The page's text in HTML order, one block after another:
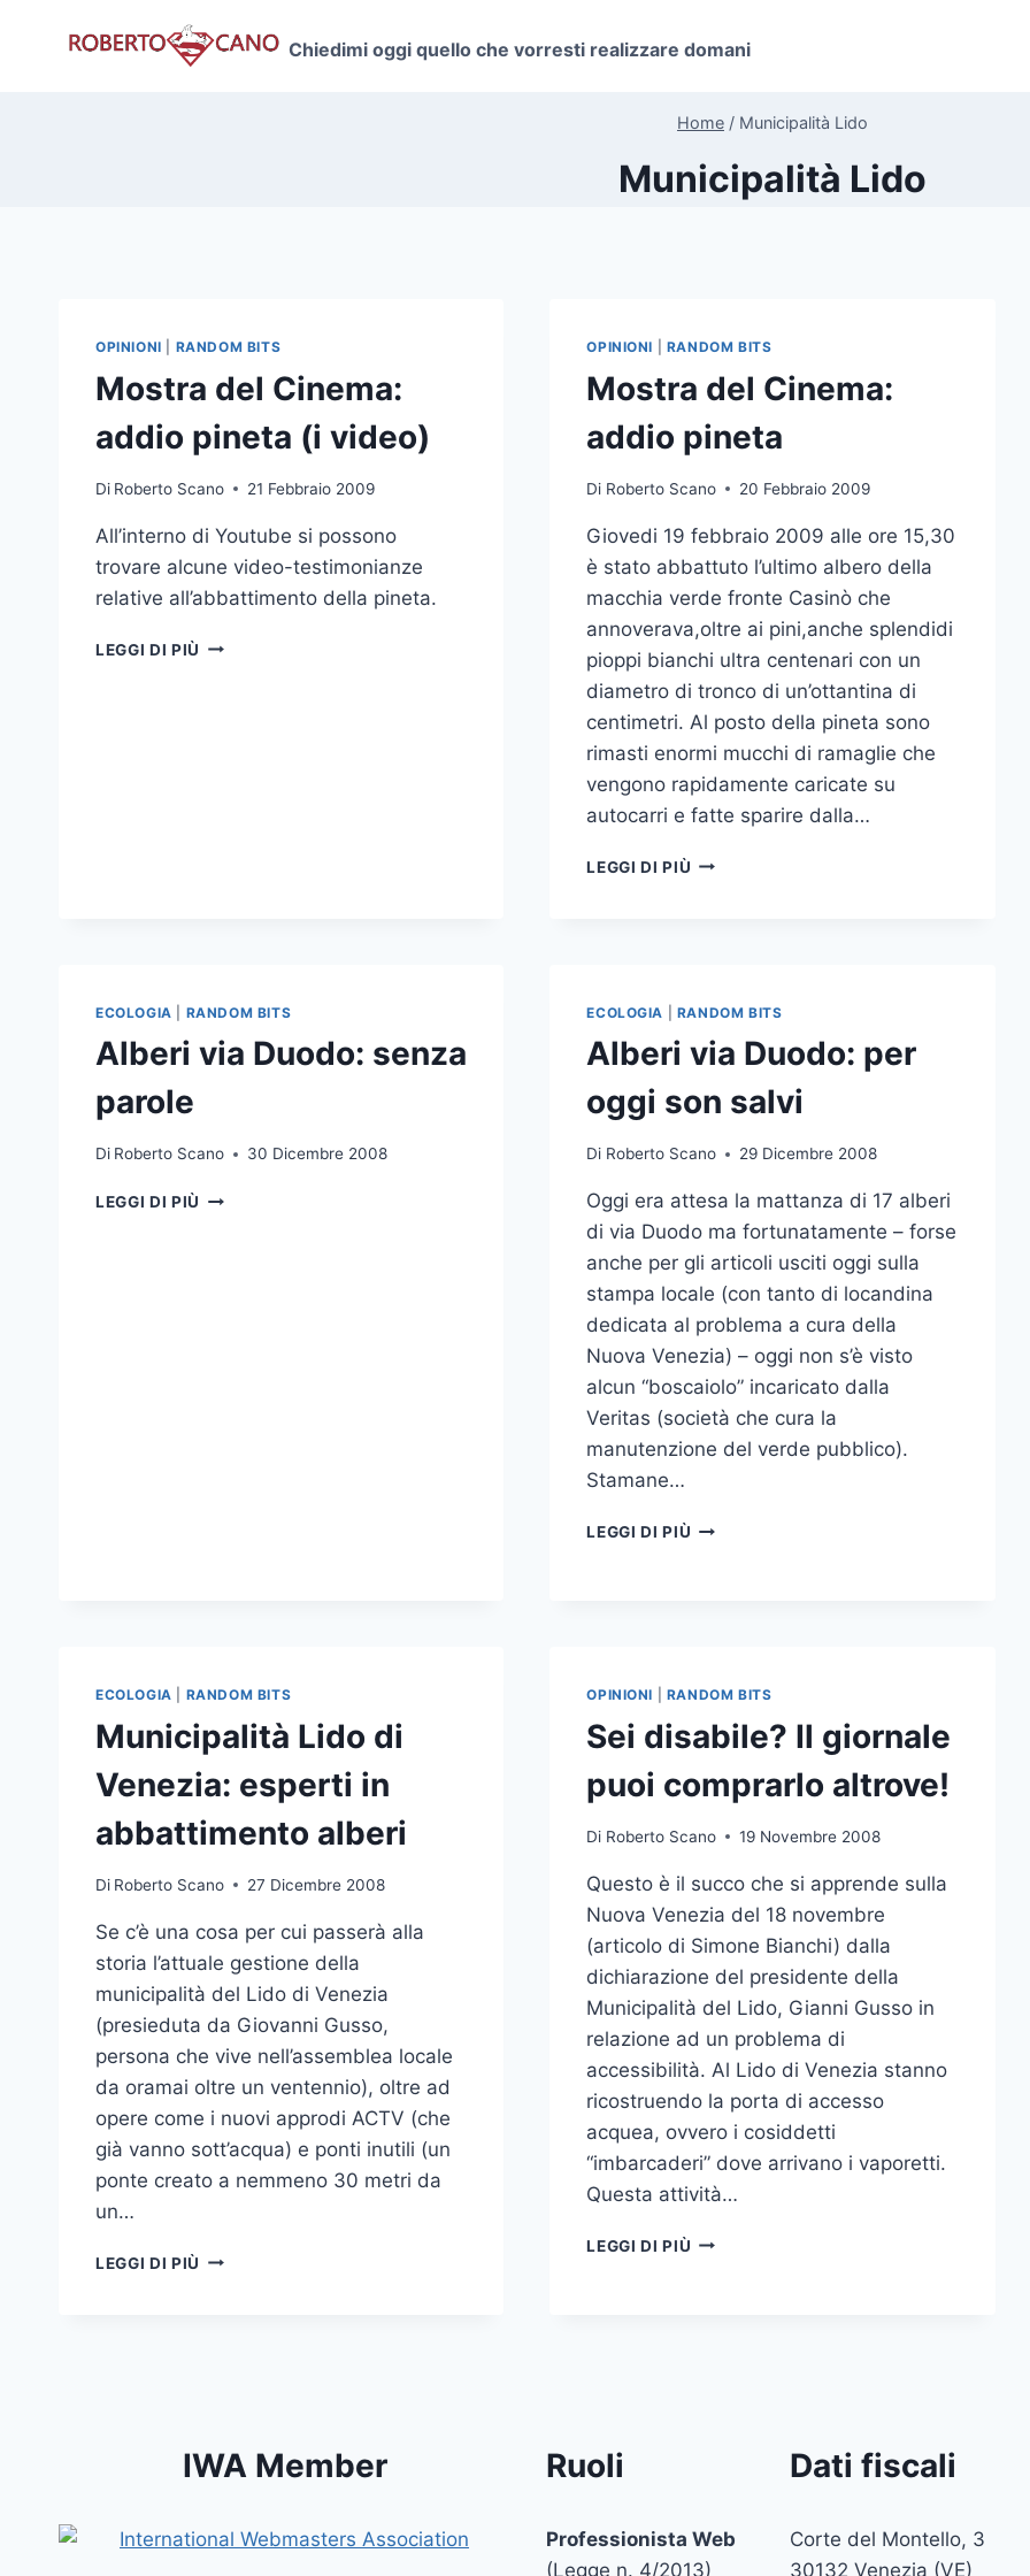
Chiedimi oggi quello che vorresti realizzare domani
Home / Municipalità Lido
Municipalità Lido
OPINIONI RANDOM BITS
Mostra del Cinema:
addio pineta (i video)
Di Roberto Scano 21 Febbraio 2009
All’interno di Youtube si possono
trovare alcune video-testimonianze
relative all’abbattimento della pineta.
LEGGI DI PIÙ MOSTRA
OPINIONI RANDOM BITS
Mostra del Cinema:
addio pineta
Di Roberto Scano 20 Febbraio 2009
Giovedi 19 febbraio 2009 alle ore 15,30
è stato abbattuto l’ultimo albero della
macchia verde fronte Casinò che
annoverava,oltre ai pini,anche splendidi
pioppi bianchi ultra centenari con un
diametro di tronco di un’ottantina di
centimetri. Al posto della pineta sono
rimasti enormi mucchi di ramaglie che
vengono rapidamente caricate su
autocarri e fatte sparire dalla…
LEGGI DI PIÙ MOSTRA
ECOLOGIA RANDOM BITS
Alberi via Duodo: senza
parole
Di Roberto Scano 30 Dicembre 2008
LEGGI DI PIÙ ALBERI
ECOLOGIA RANDOM BITS
Alberi via Duodo: per
oggi son salvi
Di Roberto Scano 29 Dicembre 2008
Oggi era attesa la mattanza di 17 alberi
di via Duodo ma fortunatamente – forse
anche per gli articoli usciti oggi sulla
stampa locale (con tanto di locandina
dedicata al problema a cura della
Nuova Venezia) – oggi non s’è visto
alcun “boscaiolo” incaricato dalla
Veritas (società che cura la
manutenzione del verde pubblico).
Stamane…
LEGGI DI PIÙ ALBERI
ECOLOGIA RANDOM BITS
Municipalità Lido di
Venezia: esperti in
abbattimento alberi
Di Roberto Scano 27 Dicembre 2008
Se c’è una cosa per cui passerà alla
storia l’attuale gestione della
municipalità del Lido di Venezia
(presieduta da Giovanni Gusso,
persona che vive nell’assemblea locale
da oramai oltre un ventennio), oltre ad
opere come i nuovi approdi ACTV (che
già vanno sott’acqua) e ponti inutili (un
ponte creato a nemmeno 30 metri da
un…
LEGGI DI PIÙ MUNICIPALITÀ
OPINIONI RANDOM BITS
Sei disabile? Il giornale
puoi comprarlo altrove!
Di Roberto Scano 19 Novembre 2008
Questo è il succo che si apprende sulla
Nuova Venezia del 18 novembre
(articolo di Simone Bianchi) dalla
dichiarazione del presidente della
Municipalità del Lido, Gianni Gusso in
relazione ad un problema di
accessibilità. Al Lido di Venezia stanno
ricostruendo la porta di accesso
acquea, ovvero i cosiddetti
“imbarcaderi” dove arrivano i vaporetti.
Questa attività…
LEGGI DI PIÙ SEI
IWA Member Ruoli
Professionista Web
(Legge n. 4/2013)
Dati fiscali
Corte del Montello, 3
30132 Venezia (VE)